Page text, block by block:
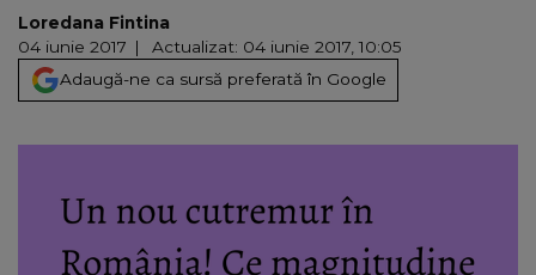
Loredana Fintina
04 iunie 2017
Actualizat: 04 iunie 2017, 10:05
Adaugă-ne ca sursă preferată în Google